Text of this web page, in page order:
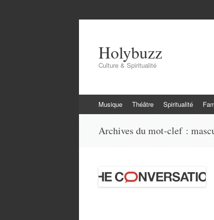
Holybuzz
Culture & Spiritualité
au
Musique Théâtre Spiritualité
Archives du mot-clef :